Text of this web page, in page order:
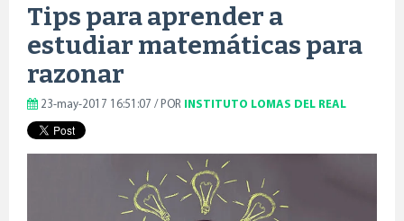
Tips para aprender a
estudiar matemáticas para
razonar
23-may-2017 16:51:07 / POR INSTITUTO LOMAS DEL REAL